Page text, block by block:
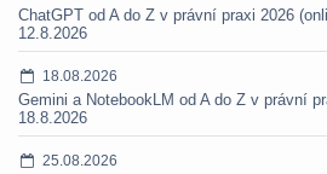
ChatGPT od A do Z v právní praxi 2026
12.8.2026
18.08.2026
Gemini a NotebookLM od A do Z v právní
18.8.2026
25.08.2026